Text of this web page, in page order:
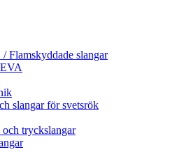
Flamskyddade slangar
slangar för svetsrök
tryckslangar